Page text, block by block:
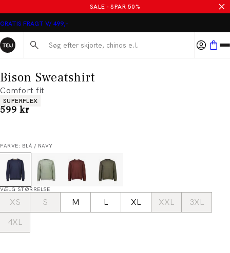
SALE - SPAR 50%
GRATIS FRAGT V/ 499,-
Søg her...
Bison Sweatshirt
Comfort fit
Produkt egenskaber
SUPERFLEX
I alt (inkl. rabat)
599 kr
FARVE: BLÅ / NAVY
VÆLG STØRRELSE
XS S M L XL XXL
3XL
4XL